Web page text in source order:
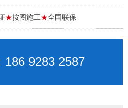
★按图施工★全国联保
186 9283 2587